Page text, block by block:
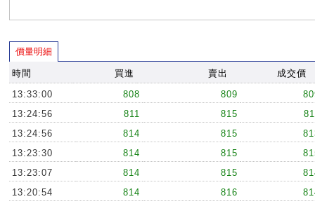
價量明細
時間 買進 賣出
成交價
13:33:00
808 809
13:24:56
811 815
13:24:56
814 815
13:23:30
814 815
13:23:07
814 815
13:20:54
814 816